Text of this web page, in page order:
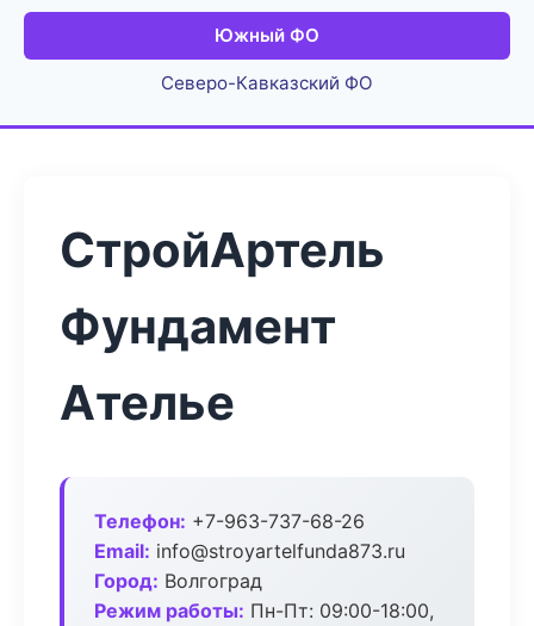
Южный ФО
Северо-Кавказский ФО
СтройАртель
Фундамент
Ателье
Телефон: +7-963-737-68-26
Email: info@stroyartelfunda873.ru
Город: Волгоград
Режим работы: Пн-Пт: 09:00-18:00,